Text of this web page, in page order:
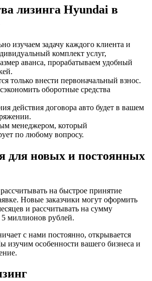
лизинга Hyundai в
изучаем задачу каждого клиента и
комплект услуг,
аванса, прорабатываем удобный
только внести первоначальный взнос.
оборотные средства
действия договора авто будет в вашем
менеджером, который
по любому вопросу.
для новых и постоянных
на быстрое принятие
Новые заказчики могут оформить
и рассчитывать на сумму
миллионов рублей.
с нами постоянно, открывается
изучим особенности вашего бизнеса и